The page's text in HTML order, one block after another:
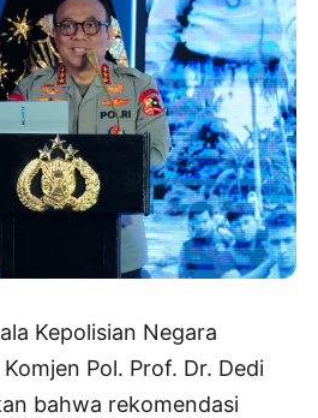
Kepolisian Negara
Pol. Prof. Dr. Dedi
bahwa rekomendasi